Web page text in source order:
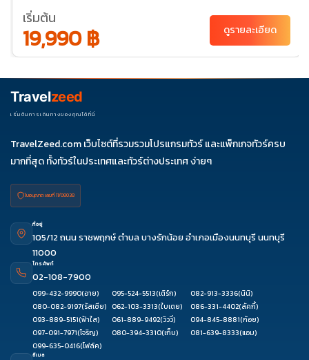
เริ่มต้น
19,990 ฿ ดูรายละเอียด
Travelzeed
เริ่มต้นการเดินทางของคุณได้ที่นี่
TravelZeed.com เว็บไซต์ที่รวมรวมโปรแกรมทัวร์ และแพ็กเกจทัวร์ครบ
มากที่สุด ทั้งทัวร์ในประเทศและทัวร์ต่างประเทศ ง่ายๆ
ใบอนุญาต เลขที่ 11/08038
ที่อยู่
105/12 ถนน ราชพฤกษ์ ตำบล บางรักน้อย อำเภอเมืองนนทบุรี นนทบุรี
11000
โทรศัพท์
02-108-7900
099-432-9990(อาย) 095-524-5513(เติร์ก) 082-913-3336(นินิ)
080-082-9197(รัสเซีย) 062-103-3313(ใบเตย) 086-331-4402(ลัคกี้)
093-889-5151(ฟ้าใส) 061-889-9492(วิววี่) 094-845-8881(ก้อย)
097-091-7971(โจริญ) 080-394-3310(เก็บ) 081-639-8333(แอม)
099-635-0416(โฟล์ค)
อีเมล